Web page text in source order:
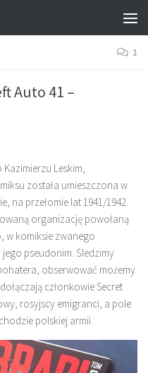
1
Auto 41 –
Leskim,
została umieszczona w
na przełomie lat 1941/1942.
organizację powołaną
w komiksie zwanego
pseudonim. Śledzimy
obserwować możemy
członkowie Secret
rosyjscy emigranci, a pole
polskiej armii.